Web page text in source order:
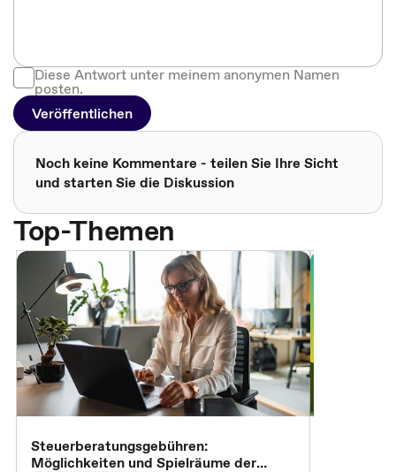
Diese Antwort unter meinem anonymen Namen
posten.
Veröffentlichen
Noch keine Kommentare - teilen Sie Ihre Sicht
und starten Sie die Diskussion
Top-Themen
Steuerberatungsgebühren:
Möglichkeiten und Spielräume der